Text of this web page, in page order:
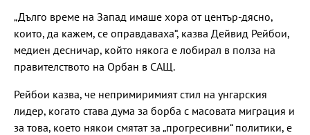
„Дълго време на Запад имаше хора от център-дясно,
които, да кажем, се оправдаваха“, казва Дейвид Рейбои,
медиен десничар, който някога е лобирал в полза на
правителството на Орбан в САЩ.
Рейбои казва, че непримиримият стил на унгарския
лидер, когато става дума за борба с масовата миграция и
за това, което някои смятат за „прогресивни“ политики, е